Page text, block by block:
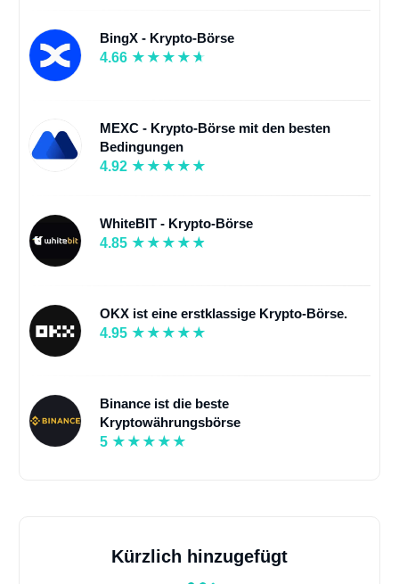
BingX - Krypto-Börse
4.66
MEXC - Krypto-Börse mit den besten
Bedingungen
4.92
WhiteBIT - Krypto-Börse
4.85
OKX ist eine erstklassige Krypto-Börse.
4.95
Binance ist die beste
Kryptowährungsbörse
5
Kürzlich hinzugefügt